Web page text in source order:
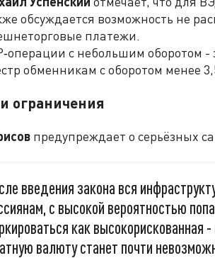
обсуждается возможность не
платежи.
с небольшим оборотом -
обменникам с оборотом менее
ограничения
предупреждает о серьёзных
введения закона вся
с высокой вероятностью
как высокорискованная
валюту станет почти